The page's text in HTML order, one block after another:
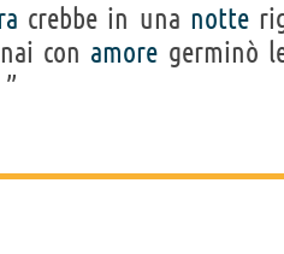
crebbe in una notte
con amore germinò